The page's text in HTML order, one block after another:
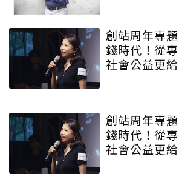
創站周年專
錢時代！從
社會公益更
創站周年專
錢時代！從
社會公益更